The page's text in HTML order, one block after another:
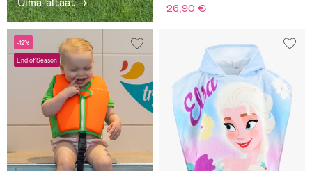
26,90 €
-12%
End of Season